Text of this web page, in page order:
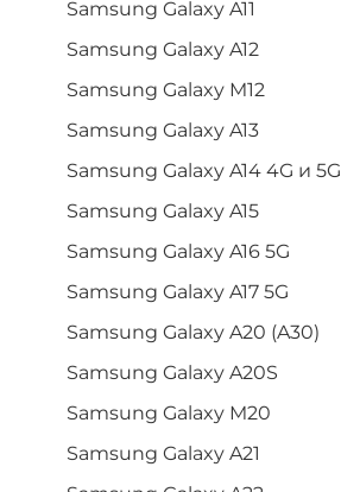
Samsung Galaxy A11
Samsung Galaxy A12
Samsung Galaxy M12
Samsung Galaxy A13
Samsung Galaxy A14 4G и 5G
Samsung Galaxy A15
Samsung Galaxy A16 5G
Samsung Galaxy A17 5G
Samsung Galaxy A20 (A30)
Samsung Galaxy A20S
Samsung Galaxy M20
Samsung Galaxy A21